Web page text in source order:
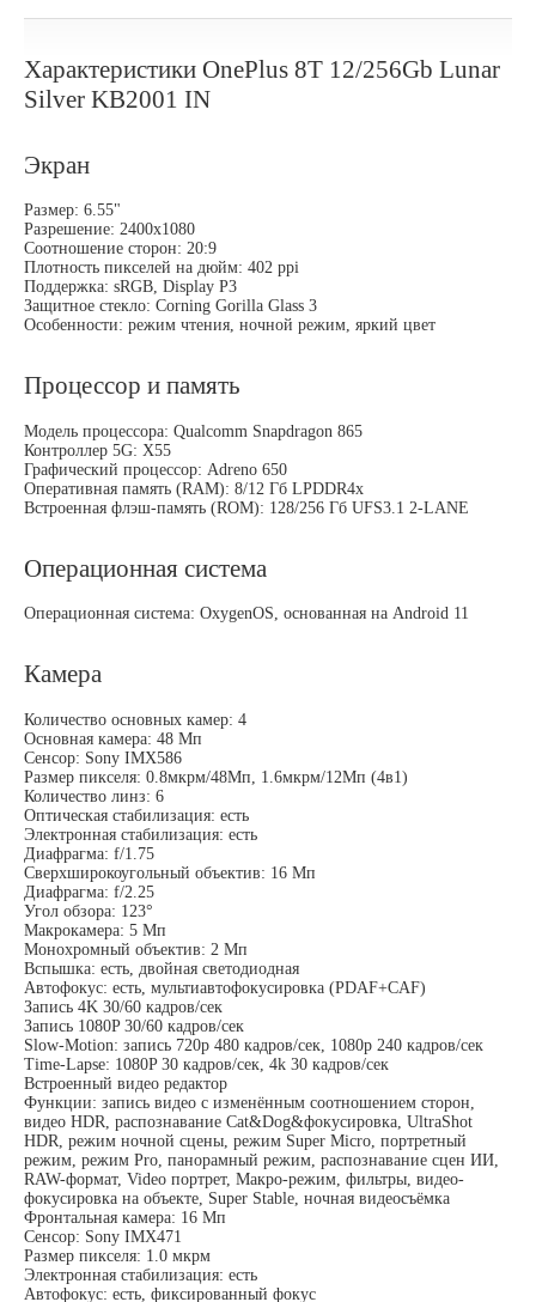
Характеристики OnePlus 8T 12/256Gb Lunar
Silver KB2001 IN
Экран
Размер: 6.55"
Разрешение: 2400x1080
Соотношение сторон: 20:9
Плотность пикселей на дюйм: 402 ppi
Поддержка: sRGB, Display P3
Защитное стекло: Corning Gorilla Glass 3
Особенности: режим чтения, ночной режим, яркий цвет
Процессор и память
Модель процессора: Qualcomm Snapdragon 865
Контроллер 5G: X55
Графический процессор: Adreno 650
Оперативная память (RAM): 8/12 Гб LPDDR4x
Встроенная флэш-память (ROM): 128/256 Гб UFS3.1 2-LANE
Операционная система
Операционная система: OxygenOS, основанная на Android 11
Камера
Количество основных камер: 4
Основная камера: 48 Мп
Сенсор: Sony IMX586
Размер пикселя: 0.8мкрм/48Мп, 1.6мкрм/12Мп (4в1)
Количество линз: 6
Оптическая стабилизация: есть
Электронная стабилизация: есть
Диафрагма: f/1.75
Сверхширокоугольный объектив: 16 Мп
Диафрагма: f/2.25
Угол обзора: 123°
Макрокамера: 5 Мп
Монохромный объектив: 2 Мп
Вспышка: есть, двойная светодиодная
Автофокус: есть, мультиавтофокусировка (PDAF+CAF)
Запись 4K 30/60 кадров/сек
Запись 1080P 30/60 кадров/сек
Slow-Motion: запись 720p 480 кадров/сек, 1080p 240 кадров/сек
Time-Lapse: 1080P 30 кадров/сек, 4k 30 кадров/сек
Встроенный видео редактор
Функции: запись видео с изменённым соотношением сторон,
видео HDR, распознавание Cat&Dog&фокусировка, UltraShot
HDR, режим ночной сцены, режим Super Micro, портретный
режим, режим Pro, панорамный режим, распознавание сцен ИИ,
RAW-формат, Video портрет, Макро-режим, фильтры, видео-
фокусировка на объекте, Super Stable, ночная видеосъёмка
Фронтальная камера: 16 Мп
Сенсор: Sony IMX471
Размер пикселя: 1.0 мкрм
Электронная стабилизация: есть
Автофокус: есть, фиксированный фокус